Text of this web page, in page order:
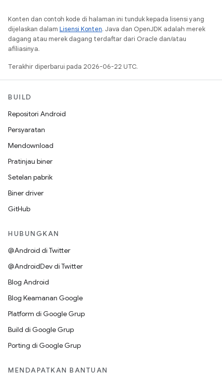
Konten dan contoh kode di halaman ini tunduk kepada lisensi yang
dijelaskan dalam Lisensi Konten. Java dan OpenJDK adalah merek
dagang atau merek dagang terdaftar dari Oracle dan/atau
afiliasinya.
Terakhir diperbarui pada 2026-06-22 UTC.
BUILD
Repositori Android
Persyaratan
Mendownload
Pratinjau biner
Setelan pabrik
Biner driver
GitHub
HUBUNGKAN
@Android di Twitter
@AndroidDev di Twitter
Blog Android
Blog Keamanan Google
Platform di Google Grup
Build di Google Grup
Porting di Google Grup
MENDAPATKAN BANTUAN